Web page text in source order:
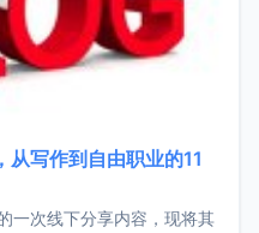
写作到自由职业的11
一次线下分享内容，现将其